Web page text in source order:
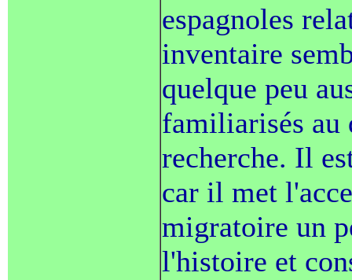
espagnoles
inventaire
quelque peu
familiarisés au
recherche. Il
car il met
migratoire un
l'histoire et